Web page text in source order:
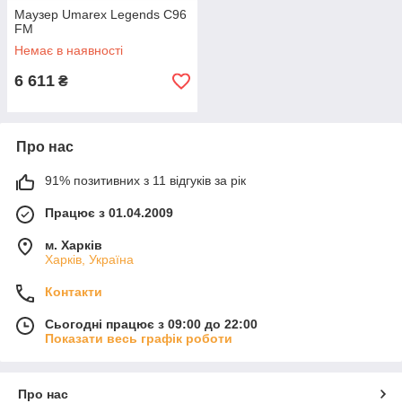
Маузер Umarex Legends C96
FM
Немає в наявності
6 611 ₴
Про нас
91% позитивних з 11 відгуків за рік
Працює з 01.04.2009
м. Харків
Харків, Україна
Контакти
Сьогодні працює з 09:00 до 22:00
Показати весь графік роботи
Про нас